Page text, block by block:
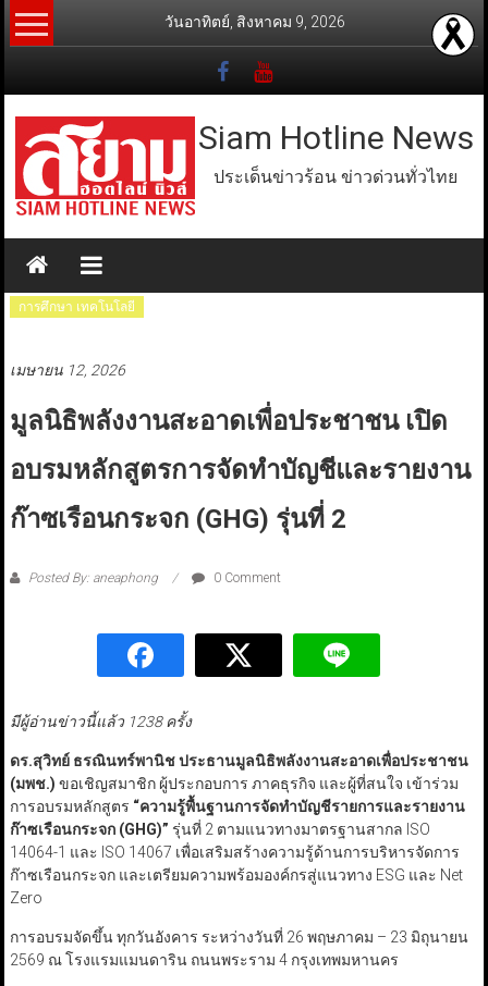
Skip
to
วันอาทิตย์, สิงหาคม 9, 2026
Siam Hotline News
ประเด็นข่าวร้อน ข่าวด่วนทั่วไทย
การศึกษา เทคโนโลยี
เมษายน 12, 2026
มูลนิธิพลังงานสะอาดเพื่อประชาชน เปิด
อบรมหลักสูตรการจัดทำบัญชีและรายงาน
ก๊าซเรือนกระจก (GHG) รุ่นที่ 2
Posted By: aneaphong 0 Comment
มีผู้อ่านข่าวนี้แล้ว 1238 ครั้ง
ดร.สุวิทย์ ธรณินทร์พานิช ประธานมูลนิธิพลังงานสะอาดเพื่อประชาชน
(มพช.) ขอเชิญสมาชิก ผู้ประกอบการ ภาคธุรกิจ และผู้ที่สนใจ เข้าร่วม
การอบรมหลักสูตร “ความรู้พื้นฐานการจัดทำบัญชีรายการและรายงาน
ก๊าซเรือนกระจก (GHG)” รุ่นที่ 2 ตามแนวทางมาตรฐานสากล ISO
14064-1 และ ISO 14067 เพื่อเสริมสร้างความรู้ด้านการบริหารจัดการ
ก๊าซเรือนกระจก และเตรียมความพร้อมองค์กรสู่แนวทาง ESG และ Net
Zero
การอบรมจัดขึ้น ทุกวันอังคาร ระหว่างวันที่ 26 พฤษภาคม – 23 มิถุนายน
2569 ณ โรงแรมแมนดาริน ถนนพระราม 4 กรุงเทพมหานคร